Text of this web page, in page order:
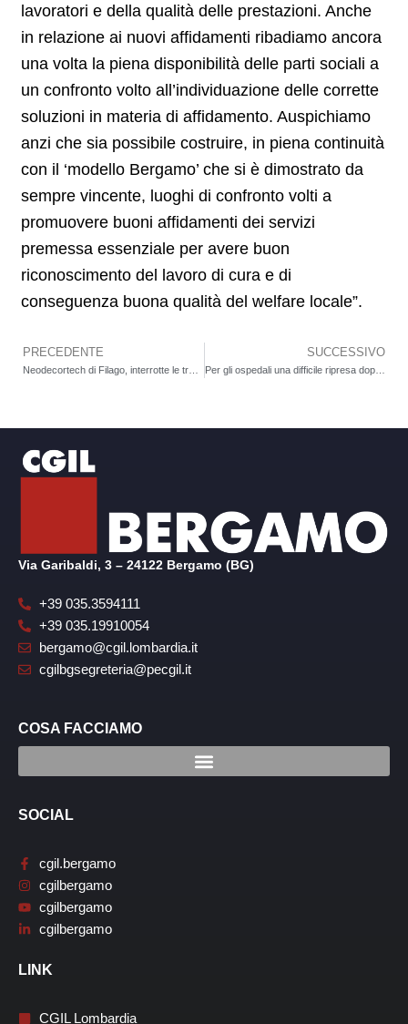
lavoratori e della qualità delle prestazioni. Anche
in relazione ai nuovi affidamenti ribadiamo ancora
una volta la piena disponibilità delle parti sociali a
un confronto volto all’individuazione delle corrette
soluzioni in materia di affidamento. Auspichiamo
anzi che sia possibile costruire, in piena continuità
con il ‘modello Bergamo’ che si è dimostrato da
sempre vincente, luoghi di confronto volti a
promuovere buoni affidamenti dei servizi
premessa essenziale per avere buon
riconoscimento del lavoro di cura e di
conseguenza buona qualità del welfare locale”.
Precedente
PRECEDENTE SUCCESSIVO
Per gli ospedali una difficile ripresa dopo la crisi COVID. Analisi dei dati del rapporto SDO (schede di dimissione ospedaliera) nazionale e dei dati provinciali. Solo 4 ospedali bergamaschi hanno recuperato i dati ante COVID
Via Garibaldi, 3 – 24122 Bergamo (BG)
+39 035.3594111
+39 035.19910054
bergamo@cgil.lombardia.it
cgilbgsegreteria@pecgil.it
COSA FACCIAMO
SOCIAL
cgil.bergamo
cgilbergamo
cgilbergamo
cgilbergamo
LINK
CGIL Lombardia